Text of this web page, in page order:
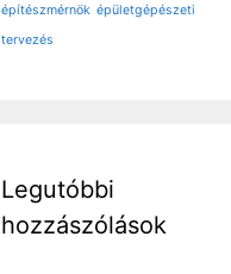
építészmérnök épületgépészeti
tervezés
Legutóbbi
hozzászólások